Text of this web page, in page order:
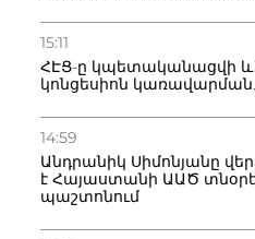
15:11
ՀԷՑ-ը կպետականացվի և
կոնցեսիոն
14:59
Անդրանիկ Սիմոնյանը
է Հայաստանի ԱԱԾ
պաշտոնում